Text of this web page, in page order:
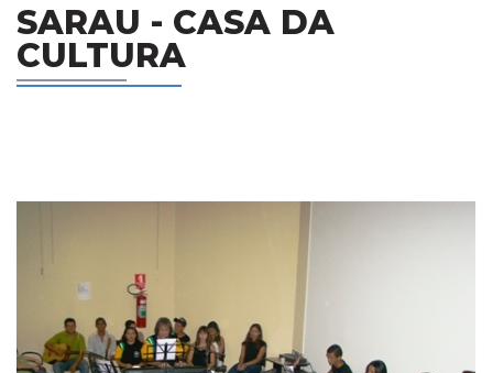
SARAU - CASA DA
CULTURA